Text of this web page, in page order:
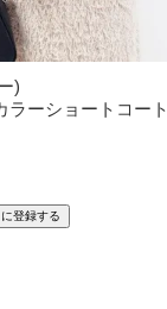
)
ラーショートコート
登録する